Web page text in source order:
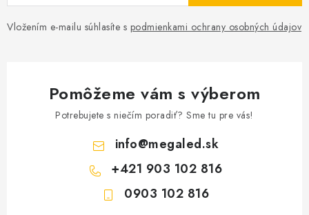
Vložením e-mailu súhlasíte s podmienkami ochrany osobných údajov
Pomôžeme vám s výberom
Potrebujete s niečím poradiť? Sme tu pre vás!
info@megaled.sk
+421 903 102 816
0903 102 816